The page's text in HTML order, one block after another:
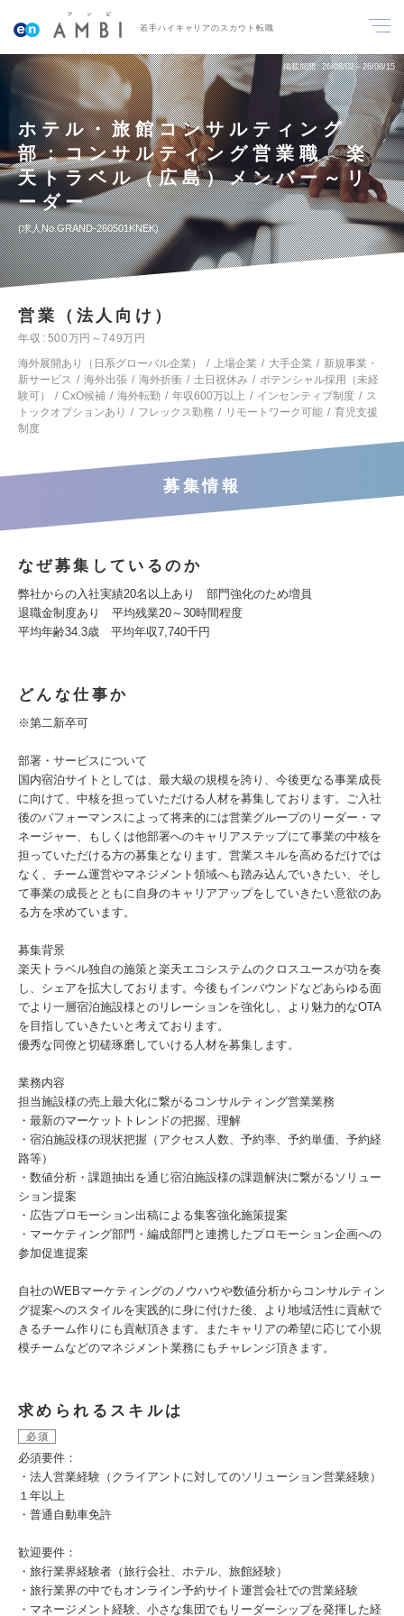
若手ハイキャリアのスカウト転職
掲載期間 26/08/02～26/08/15
ホテル・旅館コンサルティング
部：コンサルティング営業職 楽
天トラベル（広島）メンバー～リ
ーダー
求人No.GRAND-260501KNEK
営業（法人向け）
年収
500万円～749万円
海外展開あり（日系グローバル企業）
上場企業 大手企業
新規事業・
新サービス
海外出張 海外折衝 土日祝休み
ポテンシャル採用（未経
験可）
CxO候補 海外転勤 年収600万以上 インセンティブ制度
ス
トックオプションあり
フレックス勤務 リモートワーク可能
育児支援
制度
募集情報
なぜ募集しているのか
弊社からの入社実績20名以上あり 部門強化のため増員
退職金制度あり 平均残業20～30時間程度
平均年齢34.3歳 平均年収7,740千円
どんな仕事か
※第二新卒可
部署・サービスについて
国内宿泊サイトとしては、最大級の規模を誇り、今後更なる事業成長
に向けて、中核を担っていただける人材を募集しております。ご入社
後のパフォーマンスによって将来的には営業グループのリーダー・マ
ネージャー、もしくは他部署へのキャリアステップにて事業の中核を
担っていただける方の募集となります。営業スキルを高めるだけでは
なく、チーム運営やマネジメント領域へも踏み込んでいきたい、そし
て事業の成長とともに自身のキャリアアップをしていきたい意欲のあ
る方を求めています。
募集背景
楽天トラベル独自の施策と楽天エコシステムのクロスユースが功を奏
し、シェアを拡大しております。今後もインバウンドなどあらゆる面
でより一層宿泊施設様とのリレーションを強化し、より魅力的なOTA
を目指していきたいと考えております。
優秀な同僚と切磋琢磨していける人材を募集します。
業務内容
担当施設様の売上最大化に繋がるコンサルティング営業業務
・最新のマーケットトレンドの把握、理解
・宿泊施設様の現状把握（アクセス人数、予約率、予約単価、予約経
路等）
・数値分析・課題抽出を通じ宿泊施設様の課題解決に繋がるソリュー
ション提案
・広告プロモーション出稿による集客強化施策提案
・マーケティング部門・編成部門と連携したプロモーション企画への
参加促進提案
自社のWEBマーケティングのノウハウや数値分析からコンサルティン
グ提案へのスタイルを実践的に身に付けた後、より地域活性に貢献で
きるチーム作りにも貢献頂きます。またキャリアの希望に応じて小規
模チームなどのマネジメント業務にもチャレンジ頂きます。
求められるスキルは
必須
必須要件：
・法人営業経験（クライアントに対してのソリューション営業経験）
１年以上
・普通自動車免許
歓迎要件：
・旅行業界経験者（旅行会社、ホテル、旅館経験）
・旅行業界の中でもオンライン予約サイト運営会社での営業経験
・マネージメント経験、小さな集団でもリーダーシップを発揮した経